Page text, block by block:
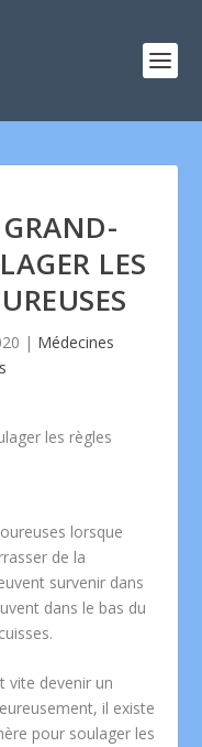
LES
| Médecines
lorsque
de la
survenir dans
dans le bas du
vite devenir un
il existe
pour soulager les